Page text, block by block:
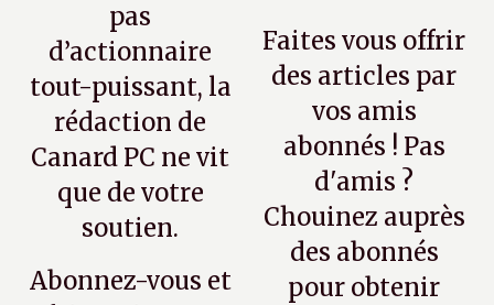
pas
d’actionnaire
tout-puissant, la
rédaction de
Canard PC ne vit
que de votre
soutien.
Abonnez-vous et
Faites vous offrir
des articles par
vos amis
abonnés ! Pas
d'amis ?
Chouinez auprès
des abonnés
pour obtenir